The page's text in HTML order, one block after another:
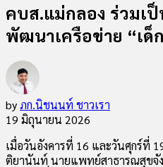
คบส.แม่กลอง ร่วมเ
พัฒนาเครือข่าย “เด็
byภก.นิชนนท์ ชาวเรา
19 มิถุนายน 2026
เมื่อวันอังคารที่ 16 และวันศุกร์ที่
ติยานันท์ นายแพทย์สาธารณสุขจั